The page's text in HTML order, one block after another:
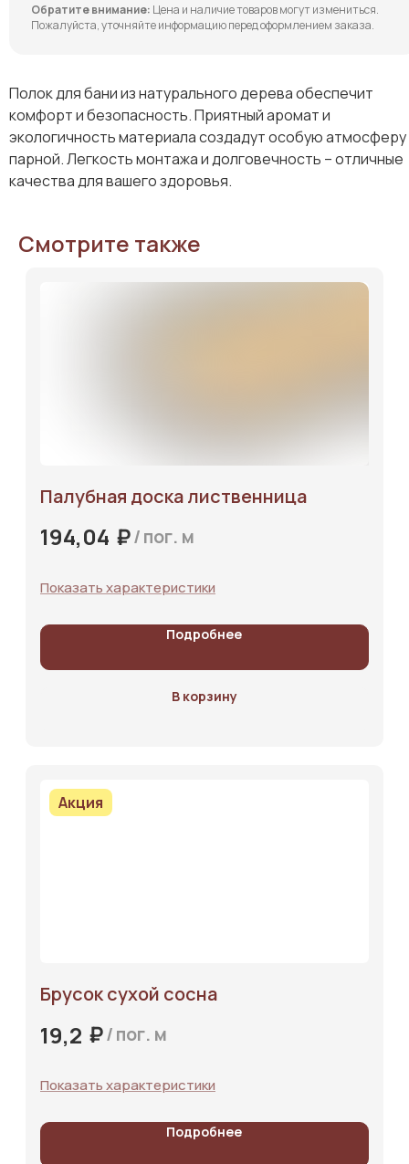
Обратите внимание: Цена и наличие товаров могут измениться.
Пожалуйста, уточняйте информацию перед оформлением заказа.
Полок для бани из натурального дерева обеспечит
комфорт и безопасность. Приятный аромат и
экологичность материала создадут особую атмосферу
парной. Легкость монтажа и долговечность – отличные
качества для вашего здоровья.
Смотрите также
Палубная доска лиственница
194,04 ₽/пог. м
Показать характеристики
Подробнее
В корзину
Акция
Брусок сухой сосна
19,2 ₽/пог. м
Показать характеристики
Подробнее